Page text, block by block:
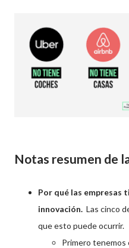
Notas resumen de
Por qué las empresas
innovación. Las cinco
que esto puede ocurrir.
Primero tenemos